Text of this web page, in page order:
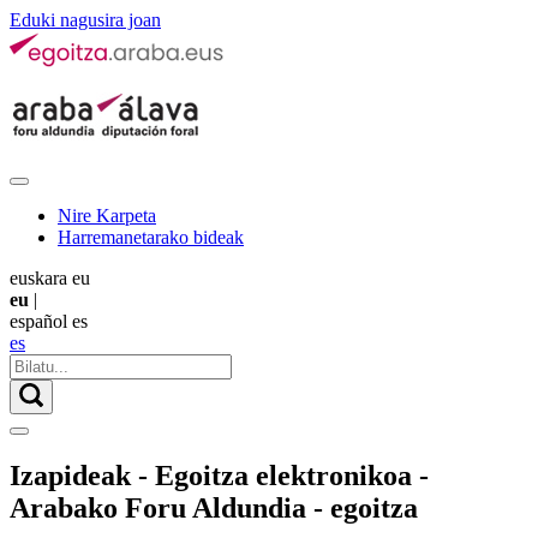
Eduki nagusira joan
Nire Karpeta
Harremanetarako bideak
euskara eu
eu |
español es
es
Izapideak - Egoitza elektronikoa -
Arabako Foru Aldundia - egoitza